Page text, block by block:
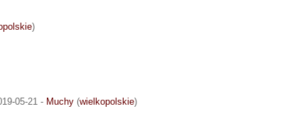
)
05-21 - Muchy (wielkopolskie)